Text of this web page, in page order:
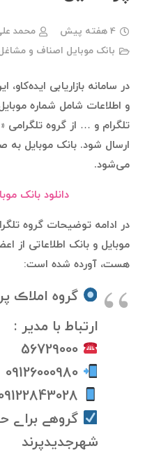
4 هفته پیش
محمد
بانک موبایل اصناف و
در سامانه بازاریابی
و اطلاعات شامل شماره
تلگرام و … از گروه تلگرامی
ارسال شود. بانک موبایل
می‌شود.
دانلود بانک
در ادامه توضیحات گروه
موبایل و بانک اطلاعاتی از
هست، آورده شده است:
گروه املاڪ
ارتباط با مدیر :
گروهے براے
شهرجدیدپرند